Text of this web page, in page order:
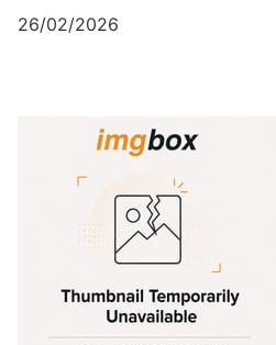
26/02/2026